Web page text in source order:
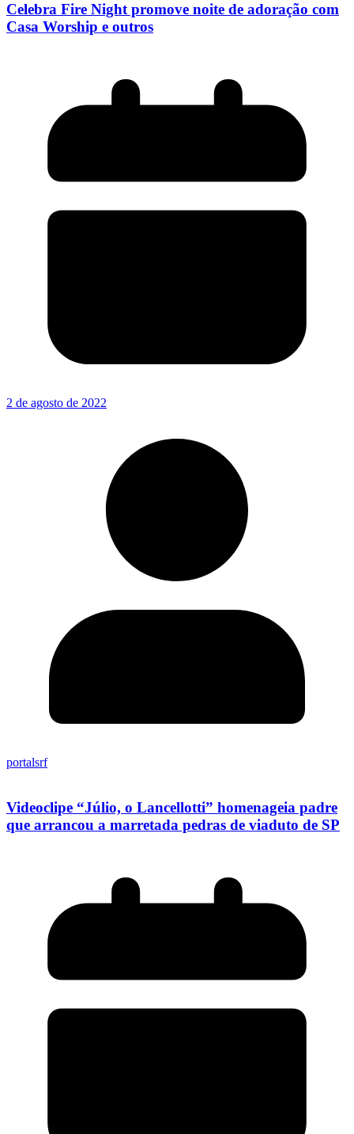
Celebra Fire Night promove noite de adoração com
Casa Worship e outros
2 de agosto de 2022
portalsrf
Videoclipe “Júlio, o Lancellotti” homenageia padre
que arrancou a marretada pedras de viaduto de SP